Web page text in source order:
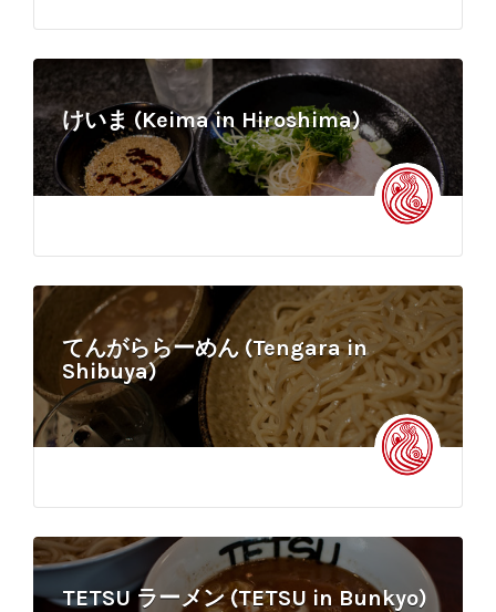
けいま (Keima in Hiroshima)
てんがららーめん (Tengara in
Shibuya)
TETSU ラーメン (TETSU in Bunkyo)